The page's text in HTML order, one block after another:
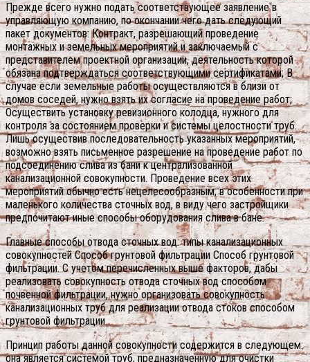
Прежде всего нужно подать соответствующее заявление в
управляющую компанию, по окончании чего дать следующий
пакет документов: Контракт, разрешающий проведение
монтажных и земельных мероприятий и заключаемый с
представителем проектной организации, деятельность которой
обязана подтверждаться соответствующими сертификатами; В
случае если земельные работы осуществляются в близи от
домов соседей, нужно взять их согласие на проведение работ;
Осуществить установку ревизионного колодца, нужного для
контроля за состоянием проверки и системы целостности труб.
Лишь осуществив последовательность указанных мероприятий,
возможно взять письменное разрешение на проведение работ по
подсоединению слива из бани к централизованной
канализационной совокупности. Проведение всех этих
мероприятий обычно есть нецелесообразным, в особенности при
маленького количества сточных вод, в виду чего застройщики
предпочитают иные способы оборудования слива в бане.
Главные способы отвода сточных вод: типы канализационных
совокупностей Способ грунтовой фильтрации Способ грунтовой
фильтрации. С учетом перечисленных выше факторов, дабы
реализовать совокупность отвода сточных вод способом
почвенной фильтрации, нужно организовать совокупность
канализационных труб для реализации отвода стоков способом
грунтовой фильтрации.
Принцип работы данной совокупности содержится в следующем:
она является системой труб, предназначенную для очистки